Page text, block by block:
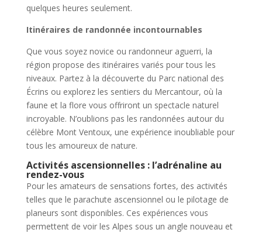
quelques heures seulement.
Itinéraires de randonnée incontournables
Que vous soyez novice ou randonneur aguerri, la
région propose des itinéraires variés pour tous les
niveaux. Partez à la découverte du Parc national des
Écrins ou explorez les sentiers du Mercantour, où la
faune et la flore vous offriront un spectacle naturel
incroyable. N’oublions pas les randonnées autour du
célèbre Mont Ventoux, une expérience inoubliable pour
tous les amoureux de nature.
Activités ascensionnelles : l’adrénaline au
rendez-vous
Pour les amateurs de sensations fortes, des activités
telles que le parachute ascensionnel ou le pilotage de
planeurs sont disponibles. Ces expériences vous
permettent de voir les Alpes sous un angle nouveau et